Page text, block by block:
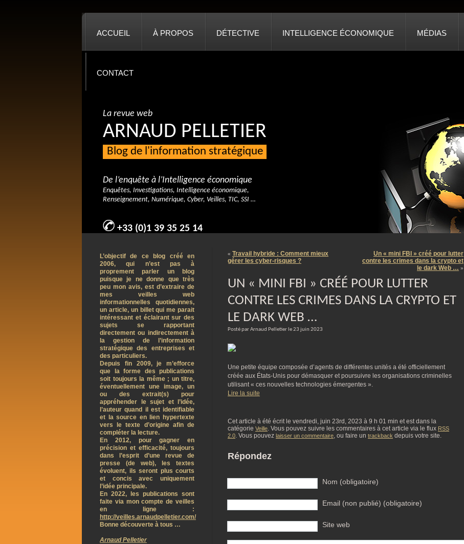
ACCUEIL À PROPOS DÉTECTIVE INTELLIGENCE ÉCONOMIQUE MÉDIAS
CONTACT
La revue web
ARNAUD PELLETIER
Blog de l'information stratégique
De l’enquête à l’Intelligence économique
Enquêtes, Investigations, Intelligence économique,
Renseignement, Numérique, Cyber, Veilles, TIC, SSI …
+33 (0)1 39 35 25 14
« Travail hybride : Comment mieux
gérer les cyber-risques ?
Un « mini FBI »­­­ créé pour lutter
contre les crimes dans la crypto et
le dark Web … »
UN « MINI FBI »­­­ CRÉÉ POUR LUTTER
CONTRE LES CRIMES DANS LA CRYPTO ET
LE DARK WEB …
Posté par Arnaud Pelletier le 23 juin 2023
Une petite équipe composée d’agents de différentes unités a été officiellement
créée aux États-Unis pour démasquer et poursuivre les organisations criminelles
utilisant « ces nouvelles technologies émergentes ».
Lire la suite
Cet article à été écrit le vendredi, juin 23rd, 2023 à 9 h 01 min et est dans la
catégorie Veille. Vous pouvez suivre les commentaires à cet article via le flux RSS
2.0. Vous pouvez laisser un commentaire, ou faire un trackback depuis votre site.
Répondez
Nom (obligatoire)
Email (non publié) (obligatoire)
Site web
L’objectif de ce blog créé en
2006, qui n’est pas à
proprement parler un blog
puisque je ne donne que très
peu mon avis, est d’extraire de
mes veilles web
informationnelles quotidiennes,
un article, un billet qui me parait
intéressant et éclairant sur des
sujets se rapportant
directement ou indirectement à
la gestion de l’information
stratégique des entreprises et
des particuliers.
Depuis fin 2009, je m’efforce
que la forme des publications
soit toujours la même ; un titre,
éventuellement une image, un
ou des extrait(s) pour
appréhender le sujet et l’idée,
l’auteur quand il est identifiable
et la source en lien hypertexte
vers le texte d’origine afin de
compléter la lecture.
En 2012, pour gagner en
précision et efficacité, toujours
dans l’esprit d’une revue de
presse (de web), les textes
évoluent, ils seront plus courts
et concis avec uniquement
l’idée principale.
En 2022, les publications sont
faite via mon compte de veilles
en ligne :
http://veilles.arnaudpelletier.com/
Bonne découverte à tous …
Arnaud Pelletier